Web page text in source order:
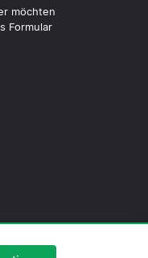
möchten
Formular